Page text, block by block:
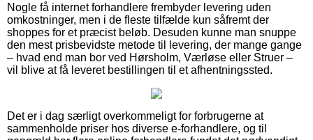
Nogle få internet forhandlere frembyder levering uden
omkostninger, men i de fleste tilfælde kun såfremt der
shoppes for et præcist beløb. Desuden kunne man snuppe
den mest prisbevidste metode til levering, der mange gange
– hvad end man bor ved Hørsholm, Værløse eller Struer –
vil blive at få leveret bestillingen til et afhentningssted.
Det er i dag særligt overkommeligt for forbrugerne at
sammenholde priser hos diverse e-forhandlere, og til